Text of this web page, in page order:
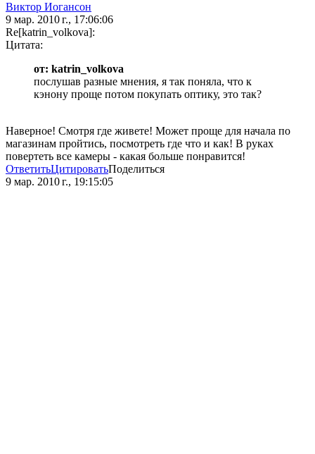
Виктор Иогансон
9 мар. 2010 г., 17:06:06
Re[katrin_volkova]:
Цитата:
от: katrin_volkova
послушав разные мнения, я так поняла, что к
кэнону проще потом покупать оптику, это так?
Наверное! Смотря где живете! Может проще для начала по
магазинам пройтись, посмотреть где что и как! В руках
повертеть все камеры - какая больше понравится!
ОтветитьЦитироватьПоделиться
9 мар. 2010 г., 19:15:05